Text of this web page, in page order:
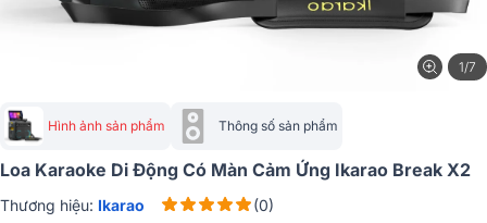
1/7
Hình ảnh sản phẩm Thông số sản phẩm
Loa Karaoke Di Động Có Màn Cảm Ứng Ikarao Break X2
Thương hiệu: Ikarao (0)